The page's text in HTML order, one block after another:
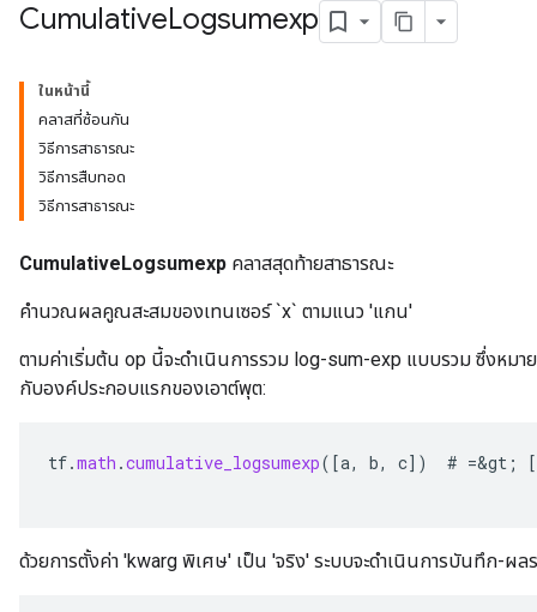
CumulativeLogsumexp
ในหน้านี้
คลาสที่ซ้อนกัน
วิธีการสาธารณะ
วิธีการสืบทอด
วิธีการสาธารณะ
CumulativeLogsumexp คลาสสุดท้ายสาธารณะ
คำนวณผลคูณสะสมของเทนเซอร์ `x` ตามแนว 'แกน'
ตามค่าเริ่มต้น op นี้จะดำเนินการรวม log-sum-exp แบบรวม ซึ่งหม
กับองค์ประกอบแรกของเอาต์พุต:
tf.math .cumulative_logsumexp( [a, b, c] ) # =&gt ; [
ด้วยการตั้งค่า 'kwarg พิเศษ' เป็น 'จริง' ระบบจะดำเนินการบันทึก-ผ